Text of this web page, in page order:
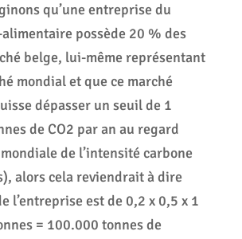
qu’une entreprise du
possède 20 % des
belge, lui-même représentant
mondial et que ce marché
dépasser un seuil de 1
de CO2 par an au regard
de l’intensité carbone
alors cela reviendrait à dire
l’entreprise est de 0,2 x 0,5 x 1
= 100.000 tonnes de